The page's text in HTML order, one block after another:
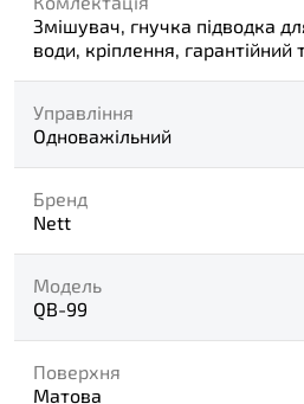
Змішувач, гнучка підводка
води, кріплення, гарантійний
Управління
Одноважільний
Бренд
Nett
Модель
QB-99
Поверхня
Матова